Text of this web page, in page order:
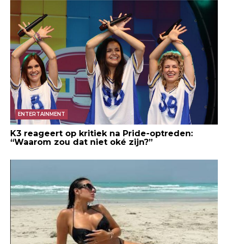
ENTERTAINMENT
K3 reageert op kritiek na Pride-optreden:
“Waarom zou dat niet oké zijn?”